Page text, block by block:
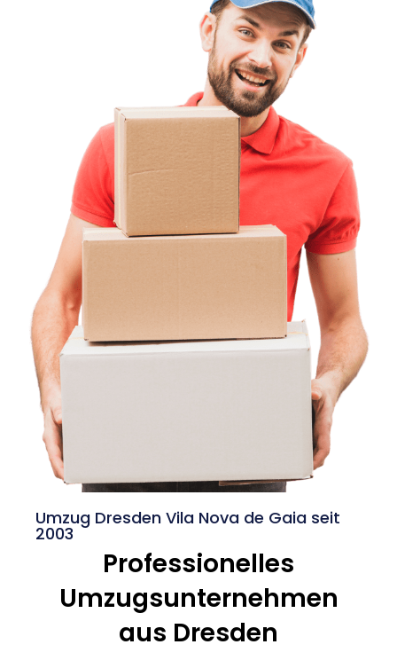
Umzug Dresden Vila Nova de Gaia seit
2003
Professionelles
Umzugsunternehmen
aus Dresden